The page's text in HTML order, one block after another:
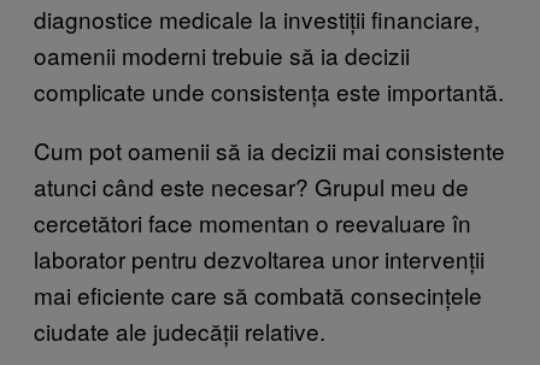
diagnostice medicale la investiții financiare,
oamenii moderni trebuie să ia decizii
complicate unde consistența este importantă.
Cum pot oamenii să ia decizii mai consistente
atunci când este necesar? Grupul meu de
cercetători face momentan o reevaluare în
laborator pentru dezvoltarea unor intervenții
mai eficiente care să combată consecințele
ciudate ale judecății relative.